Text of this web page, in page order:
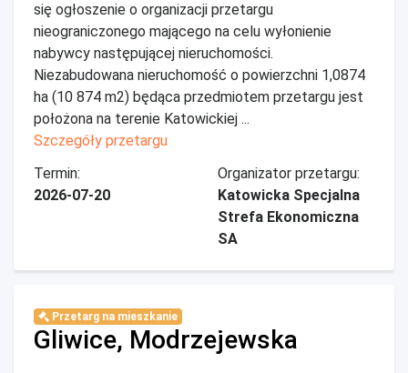
się ogłoszenie o organizacji przetargu
nieograniczonego mającego na celu wyłonienie
nabywcy następującej nieruchomości.
Niezabudowana nieruchomość o powierzchni 1,0874
ha (10 874 m2) będąca przedmiotem przetargu jest
położona na terenie Katowickiej ...
Szczegóły przetargu
Termin:
2026-07-20
Organizator przetargu:
Katowicka Specjalna
Strefa Ekonomiczna
SA
Przetarg na mieszkanie
Gliwice, Modrzejewska